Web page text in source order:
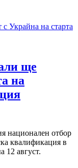
ще
на
национален отбор
квалификация в
12 август.